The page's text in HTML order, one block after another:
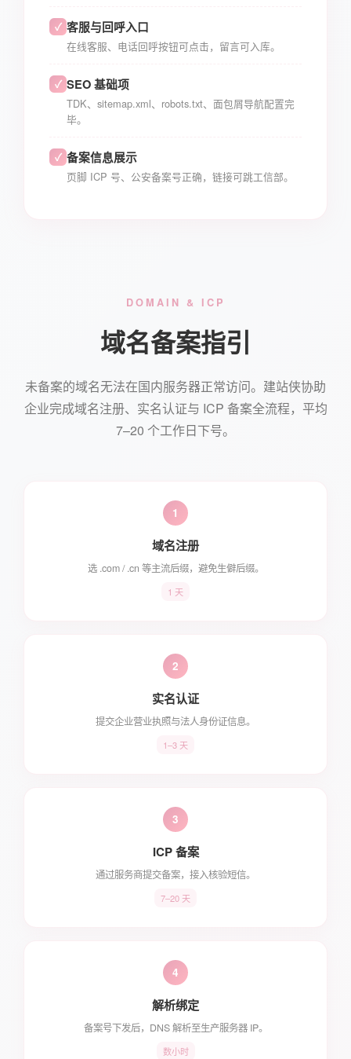
✓ 客服与回呼入口
在线客服、电话回呼按钮可点击，留言可入库。
✓ SEO 基础项
TDK、sitemap.xml、robots.txt、面包屑导航配置完
毕。
✓ 备案信息展示
页脚 ICP 号、公安备案号正确，链接可跳工信部。
DOMAIN & ICP
域名备案指引
未备案的域名无法在国内服务器正常访问。建站侠协助
企业完成域名注册、实名认证与 ICP 备案全流程，平均
7–20 个工作日下号。
1
域名注册
选 .com / .cn 等主流后缀，避免生僻后缀。
1 天
2
实名认证
提交企业营业执照与法人身份证信息。
1–3 天
3
ICP 备案
通过服务商提交备案，接入核验短信。
7–20 天
4
解析绑定
备案号下发后，DNS 解析至生产服务器 IP。
数小时